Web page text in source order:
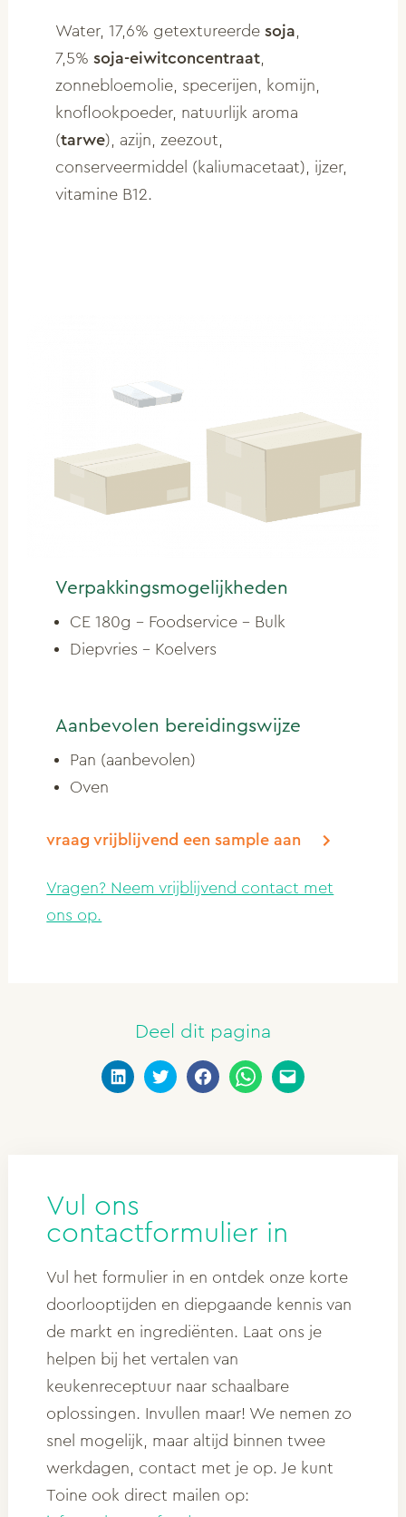
Water, 17,6% getextureerdesoja
7,5%soja-eiwitconcentraat
zonnebloemolie, specerijen, komijn,
knoflookpoeder, natuurlijk aroma
(tarwe), azijn, zeezout,
conserveermiddel (kaliumacetaat), ijzer,
vitamine B12.
Verpakkingsmogelijkheden
CE 180g – Foodservice – Bulk
Diepvries – Koelvers
Aanbevolen bereidingswijze
Pan (aanbevolen)
Oven
vraag vrijblijvend een sample aan
Vragen? Neem vrijblijvend contact met
ons op.
Deel dit pagina
Vul ons
contactformulier in
Vul het formulier in en ontdek onze korte
doorlooptijden en diepgaande kennis van
de markt en ingrediënten. Laat ons je
helpen bij het vertalen van
keukenreceptuur naar schaalbare
oplossingen. Invullen maar! We nemen zo
snel mogelijk, maar altijd binnen twee
werkdagen, contact met je op. Je kunt
Toine ook direct mailen op: